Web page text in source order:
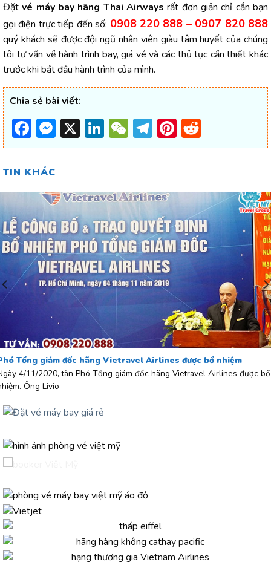
Đặtvé máy bay hãng Thai Airways rất đơn giản chỉ cần bạn
gọi điện trực tiếp đến số: 0908 220 888 – 0907 820 888
quý khách sẽ được đội ngũ nhân viên giàu tâm huyết của chúng
tôi tư vấn về hành trình bay, giá vé và các thủ tục cần thiết khác
trước khi bắt đầu hành trình của mình.
Chia sẻ bài viết:
Facebook
Messenger
X LinkedIn
WeChat
Telegram
Pinterest
TIN KHÁC
Tổng giám đốc hãng Vietravel Airlines được bổ nhiệm
4/11/2020, tân Phó Tổng giám đốc hãng Vietravel Airlines được bổ
Ông Livio